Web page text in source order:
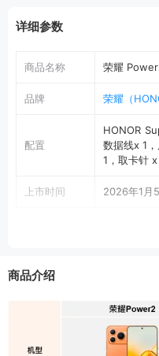
详细参数
商品名称 荣耀
品牌 荣耀（
配置
HONOR
数据线x 1
1，取卡针
上市时间 2026年1月
抗水防尘
256GB
运行内存 12GB
商品介绍